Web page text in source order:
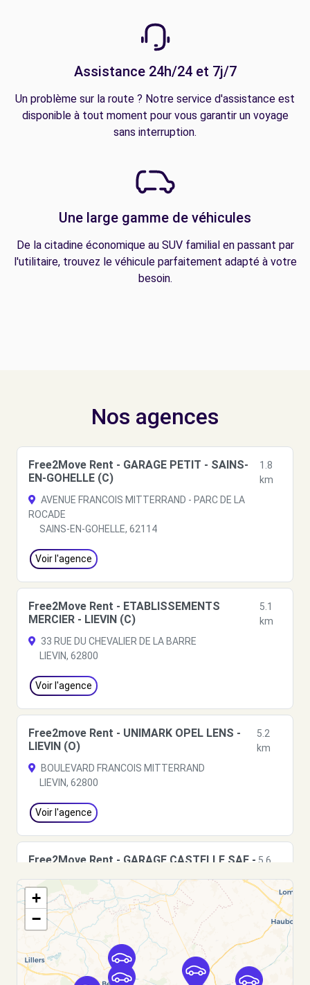
Assistance 24h/24 et 7j/7
Un problème sur la route ? Notre service d'assistance est
disponible à tout moment pour vous garantir un voyage
sans interruption.
Une large gamme de véhicules
De la citadine économique au SUV familial en passant par
l'utilitaire, trouvez le véhicule parfaitement adapté à votre
besoin.
Nos agences
Free2Move Rent - GARAGE PETIT - SAINS-
EN-GOHELLE (C)
1.8
km
AVENUE FRANCOIS MITTERRAND - PARC DE LA
ROCADE
SAINS-EN-GOHELLE, 62114
Voir l'agence
Free2Move Rent - ETABLISSEMENTS
MERCIER - LIEVIN (C)
5.1
km
33 RUE DU CHEVALIER DE LA BARRE
LIEVIN, 62800
Voir l'agence
Free2move Rent - UNIMARK OPEL LENS -
LIEVIN (O)
5.2
km
BOULEVARD FRANCOIS MITTERRAND
LIEVIN, 62800
Voir l'agence
Free2Move Rent - GARAGE CASTELLE SAE - 5.6
98 RUE JEAN JAURES
LIEVIN, 62800
Voir l'agence
+
−